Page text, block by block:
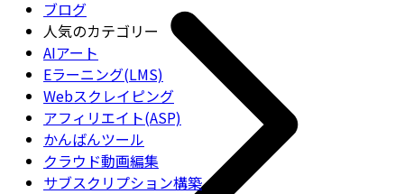
ブログ
人気のカテゴリー
AIアート
Eラーニング(LMS)
Webスクレイピング
アフィリエイト(ASP)
かんばんツール
クラウド動画編集
サブスクリプション構築